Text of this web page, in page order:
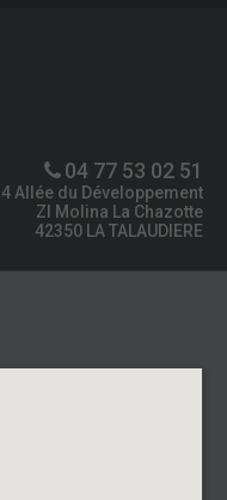
04 77 53 02 51
4 Allée du Développement
ZI Molina La Chazotte
42350 LA TALAUDIERE